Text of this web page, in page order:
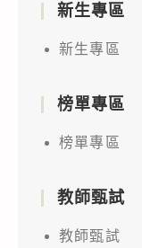
新生專區
新生專區
榜單專區
榜單專區
教師甄試
教師甄試